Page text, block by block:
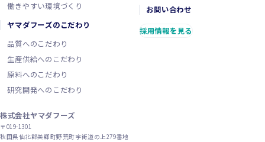
働きやすい環境づくり
ヤマダフーズのこだわり
品質へのこだわり
生産供給へのこだわり
原料へのこだわり
研究開発へのこだわり
お問い合わせ
採用情報を見る
株式会社ヤマダフーズ
〒019-1301
秋田県仙北郡美郷町野荒町字街道の上279番地